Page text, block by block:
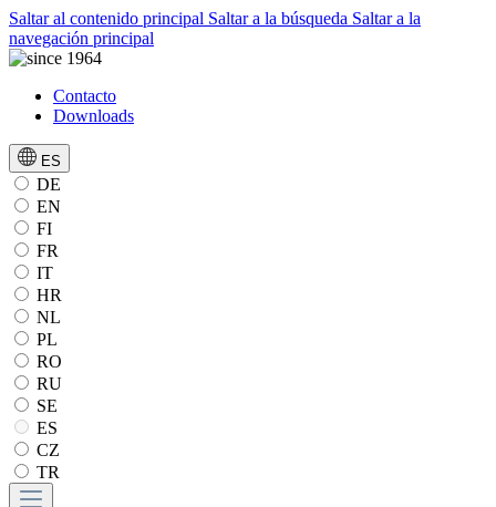
Saltar al contenido principal Saltar a la búsqueda Saltar a la
navegación principal
Contacto
Downloads
ES
DE
EN
FI
FR
IT
HR
NL
PL
RO
RU
SE
ES
CZ
TR